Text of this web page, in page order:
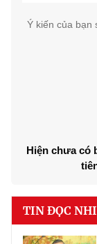
Ý kiến của bạn
Hiện chưa có
TIN ĐỌC